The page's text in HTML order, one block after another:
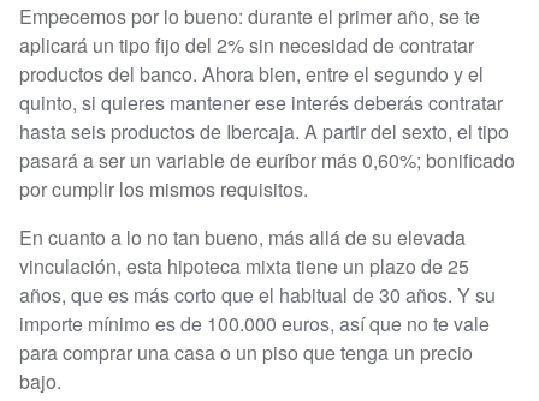
Empecemos por lo bueno: durante el primer año, se te
aplicará un tipo fijo del 2% sin necesidad de contratar
productos del banco. Ahora bien, entre el segundo y el
quinto, si quieres mantener ese interés deberás contratar
hasta seis productos de Ibercaja. A partir del sexto, el tipo
pasará a ser un variable de euríbor más 0,60%; bonificado
por cumplir los mismos requisitos.
En cuanto a lo no tan bueno, más allá de su elevada
vinculación, esta hipoteca mixta tiene un plazo de 25
años, que es más corto que el habitual de 30 años. Y su
importe mínimo es de 100.000 euros, así que no te vale
para comprar una casa o un piso que tenga un precio
bajo.